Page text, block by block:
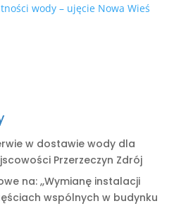
wody – ujęcie Nowa Wieś
w dostawie wody dla
Przerzeczyn Zdrój
na: ,,Wymianę instalacji
wspólnych w budynku